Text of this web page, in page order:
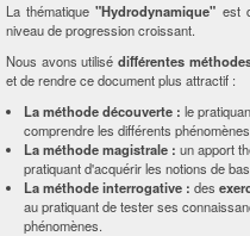
La thématique"Hydrodynamique" est
niveau de progression croissant.
Nous avons utilisé différentes
et de rendre ce document plus attractif :
La méthode découverte : le
comprendre les différents
La méthode magistrale : un apport
pratiquant d'acquérir les notions de
La méthode interrogative : des
au pratiquant de tester ses
phénomènes.